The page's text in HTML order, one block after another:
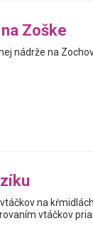
Zoške
nádrže na
na
vtáčkov